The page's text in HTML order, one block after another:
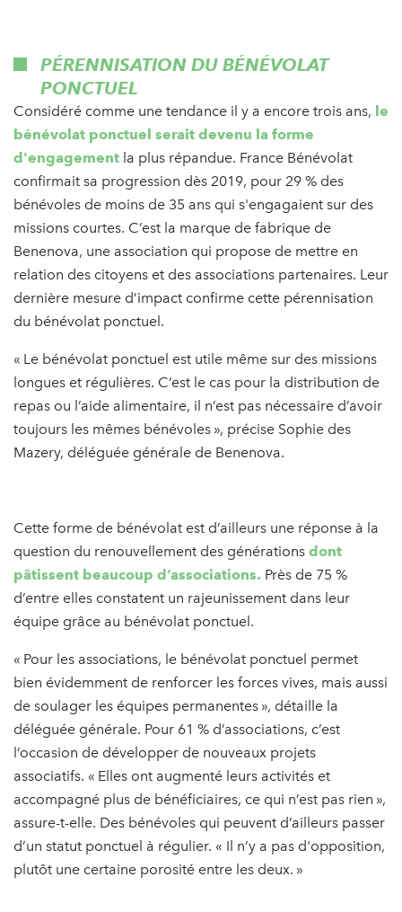
PÉRENNISATION DU BÉNÉVOLAT
PONCTUEL
Considéré comme une tendance il y a encore trois ans, le
bénévolat ponctuel serait devenu la forme
d'engagement la plus répandue. France Bénévolat
confirmait sa progression dès 2019, pour 29 % des
bénévoles de moins de 35 ans qui s'engagaient sur des
missions courtes. C’est la marque de fabrique de
Benenova, une association qui propose de mettre en
relation des citoyens et des associations partenaires. Leur
dernière mesure d’impact confirme cette pérennisation
du bénévolat ponctuel.
« Le bénévolat ponctuel est utile même sur des missions
longues et régulières. C’est le cas pour la distribution de
repas ou l’aide alimentaire, il n’est pas nécessaire d’avoir
toujours les mêmes bénévoles », précise Sophie des
Mazery, déléguée générale de Benenova.
Cette forme de bénévolat est d’ailleurs une réponse à la
question du renouvellement des générations dont
pâtissent beaucoup d’associations. Près de 75 %
d’entre elles constatent un rajeunissement dans leur
équipe grâce au bénévolat ponctuel.
« Pour les associations, le bénévolat ponctuel permet
bien évidemment de renforcer les forces vives, mais aussi
de soulager les équipes permanentes », détaille la
déléguée générale. Pour 61 % d’associations, c’est
l’occasion de développer de nouveaux projets
associatifs. « Elles ont augmenté leurs activités et
accompagné plus de bénéficiaires, ce qui n’est pas rien »,
assure-t-elle. Des bénévoles qui peuvent d’ailleurs passer
d’un statut ponctuel à régulier. « Il n’y a pas d'opposition,
plutôt une certaine porosité entre les deux. »